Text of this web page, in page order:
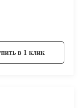
в 1 клик